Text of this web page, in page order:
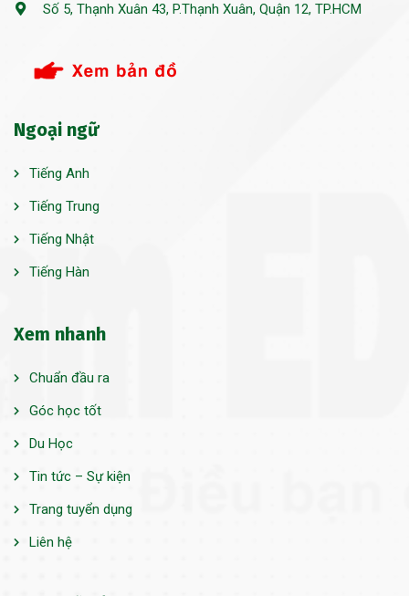
Số 5, Thạnh Xuân 43, P.Thạnh Xuân, Quận 12, TP.HCM
Ngoại ngữ
Tiếng Anh
Tiếng Trung
Tiếng Nhật
Tiếng Hàn
Xem nhanh
Chuẩn đầu ra
Góc học tốt
Du Học
Tin tức – Sự kiện
Trang tuyển dụng
Liên hệ